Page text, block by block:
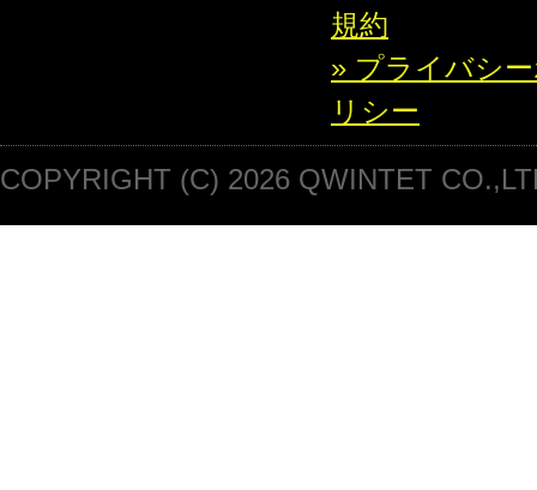
規約
» プライバシ
リシー
COPYRIGHT (C) 2026 QWINTET